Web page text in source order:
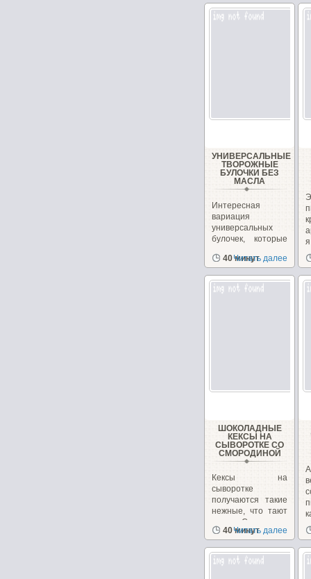
УНИВЕРСАЛЬНЫЕ
ТВОРОЖНЫЕ
БУЛОЧКИ БЕЗ
МАСЛА
Интересная
вариация
универсальных
булочек, которые
сладкими,...
40 минут
Читать далее
ШОКОЛАДНЫЕ
КЕКСЫ НА
СЫВОРОТКЕ СО
СМОРОДИНОЙ
Кексы на
сыворотке
получаются такие
нежные, что тают
во рту. Смородина
придает...
40 минут
Читать далее